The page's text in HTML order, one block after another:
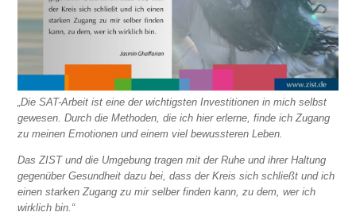
„Die SAT-Arbeit ist eine der wichtigsten Investitionen in mich selbst
gewesen. Durch die Methoden, die ich hier erlerne, finde ich Zugang
zu meinen Emotionen und einem viel bewussteren Leben.
Das ZIST und die Umgebung tragen mit der Ruhe und ihrer Haltung
gegenüber Gesundheit dazu bei, dass der Kreis sich schließt und ich
einen starken Zugang zu mir selber finden kann, zu dem, wer ich
wirklich bin.“